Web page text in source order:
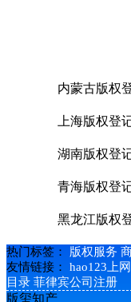
内蒙古版权
上海版权登
湖南版权登
青海版权登
黑龙江版权
热门标签： 版权服务
友情链接：
hao123上
目录 菲律宾公司注册
版玺知产